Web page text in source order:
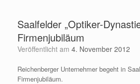
springenSaalfelder „Optiker-
Firmenjubiläum
Veröffentlicht am 4. November 2012
Reichenberger Unternehmer begeht in
Firmenjubiläum.